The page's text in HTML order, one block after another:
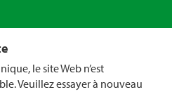
le site Web n’est
Veuillez essayer à nouveau